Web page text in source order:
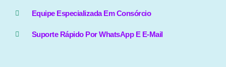
Equipe Especializada Em Consórcio
Suporte Rápido Por WhatsApp E E-Mail